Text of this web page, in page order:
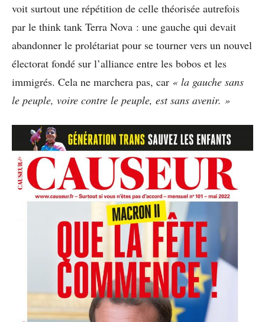
voit surtout une répétition de celle théorisée autrefois
par le think tank Terra Nova : une gauche qui devait
abandonner le prolétariat pour se tourner vers un nouvel
électorat fondé sur l’alliance entre les bobos et les
immigrés. Cela ne marchera pas, car « la gauche sans
le peuple, voire contre le peuple, est sans avenir. »